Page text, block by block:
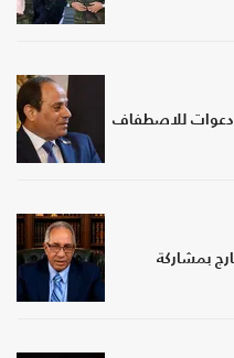
للاصطفاف
بمشاركة